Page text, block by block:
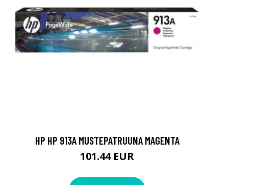
HP HP 913A MUSTEPATRUUNA MAGENTA
101.44 EUR